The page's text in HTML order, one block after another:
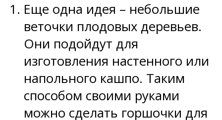
Еще одна идея – небольшие
веточки плодовых деревьев.
Они подойдут для
изготовления настенного или
напольного кашпо. Таким
способом своими руками
можно сделать горшочки для